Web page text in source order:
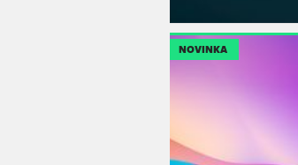
NOVINKA